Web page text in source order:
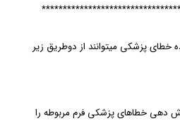
پزشکی میتوانند از دوطریق زیر
دهی خطاهای پزشکی فرم مربوطه را